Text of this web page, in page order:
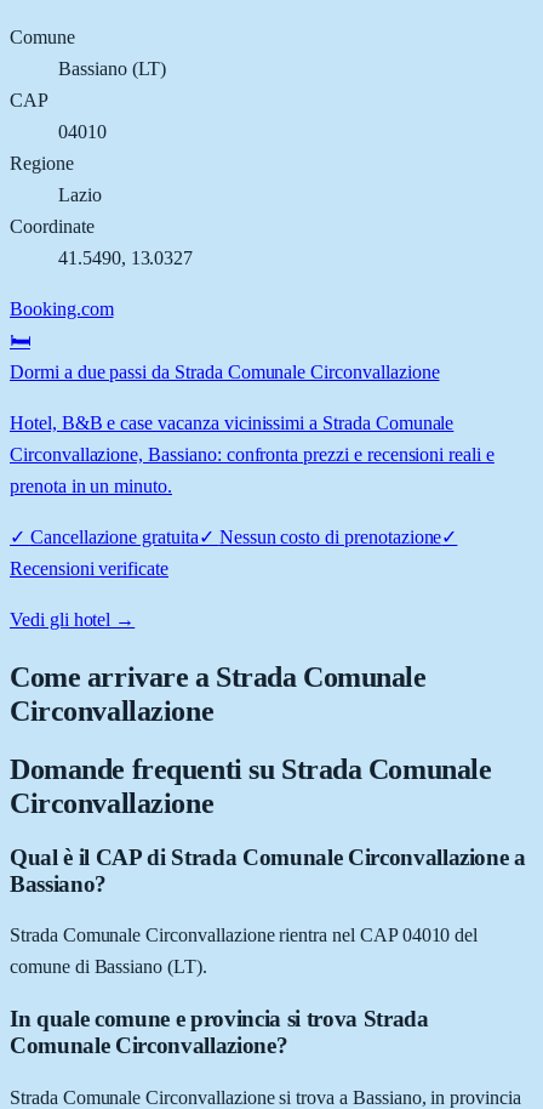
Comune
Bassiano(LT)
CAP
04010
Regione
Lazio
Coordinate
41.5490, 13.0327
Booking.com
🛏️
Dormi a due passi da Strada Comunale Circonvallazione
Hotel, B&B e case vacanza vicinissimi a Strada Comunale
Circonvallazione, Bassiano: confronta prezzi e recensioni reali e
prenota in un minuto.
✓ Cancellazione gratuita✓ Nessun costo di prenotazione✓
Recensioni verificate
Vedi gli hotel →
Come arrivare a Strada Comunale
Circonvallazione
Domande frequenti su Strada Comunale
Circonvallazione
Qual è il CAP di Strada Comunale Circonvallazione a
Bassiano?
Strada Comunale Circonvallazione rientra nel CAP 04010 del
comune di Bassiano (LT).
In quale comune e provincia si trova Strada
Comunale Circonvallazione?
Strada Comunale Circonvallazione si trova a Bassiano, in provincia